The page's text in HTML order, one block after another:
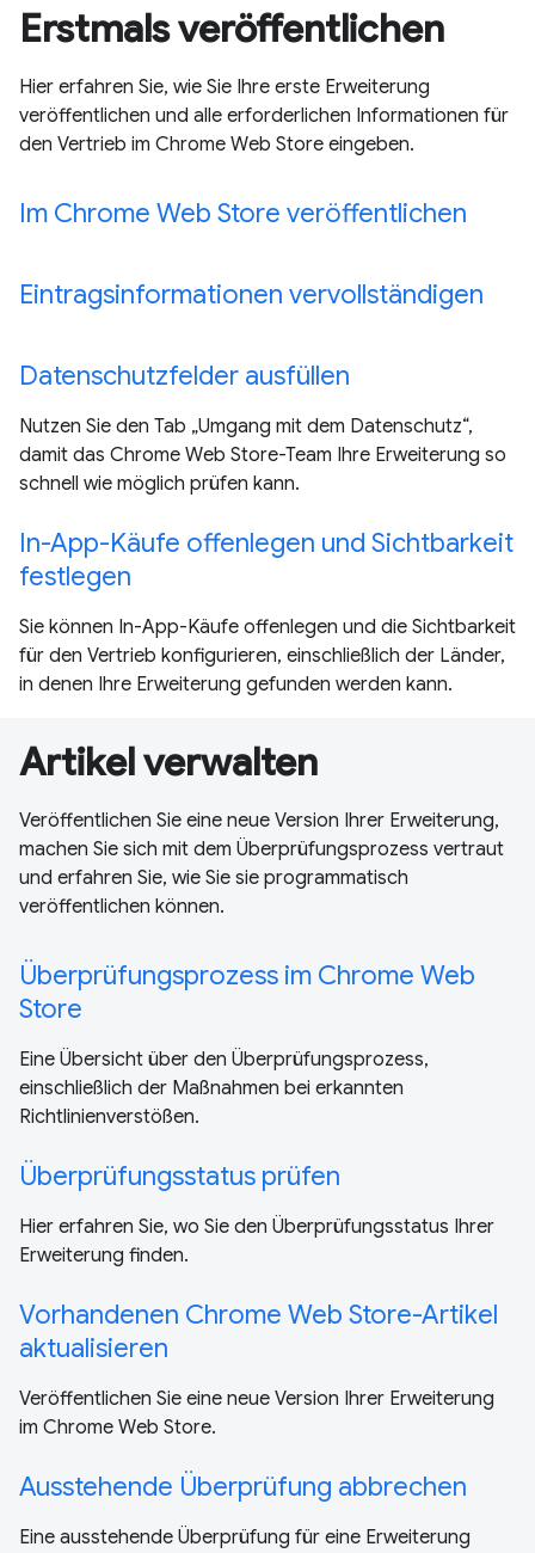
Erstmals veröffentlichen
Hier erfahren Sie, wie Sie Ihre erste Erweiterung
veröffentlichen und alle erforderlichen Informationen für
den Vertrieb im Chrome Web Store eingeben.
Im Chrome Web Store veröffentlichen
Eintragsinformationen vervollständigen
Datenschutzfelder ausfüllen
Nutzen Sie den Tab „Umgang mit dem Datenschutz“,
damit das Chrome Web Store-Team Ihre Erweiterung so
schnell wie möglich prüfen kann.
In-App-Käufe offenlegen und Sichtbarkeit
festlegen
Sie können In-App-Käufe offenlegen und die Sichtbarkeit
für den Vertrieb konfigurieren, einschließlich der Länder,
in denen Ihre Erweiterung gefunden werden kann.
Artikel verwalten
Veröffentlichen Sie eine neue Version Ihrer Erweiterung,
machen Sie sich mit dem Überprüfungsprozess vertraut
und erfahren Sie, wie Sie sie programmatisch
veröffentlichen können.
Überprüfungsprozess im Chrome Web
Store
Eine Übersicht über den Überprüfungsprozess,
einschließlich der Maßnahmen bei erkannten
Richtlinienverstößen.
Überprüfungsstatus prüfen
Hier erfahren Sie, wo Sie den Überprüfungsstatus Ihrer
Erweiterung finden.
Vorhandenen Chrome Web Store-Artikel
aktualisieren
Veröffentlichen Sie eine neue Version Ihrer Erweiterung
im Chrome Web Store.
Ausstehende Überprüfung abbrechen
Eine ausstehende Überprüfung für eine Erweiterung